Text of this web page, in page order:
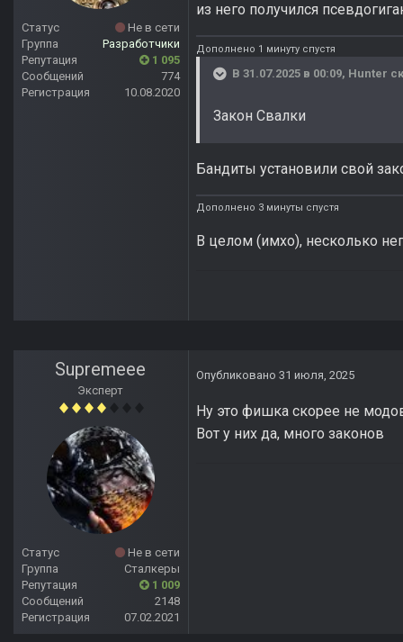
Статус
Не в сети
Группа
Разработчики
Репутация
1 095
Сообщений
774
Регистрация
10.08.2020
из него получился
Дополнено 1 минуту спустя
В 31.07.2025 в 00:09, Hunter
Закон Свалки
Бандиты установили свой
Дополнено 3 минуты спустя
В целом (имхо), несколько
Supremeee
Эксперт
Статус
Не в сети
Группа
Сталкеры
Репутация
1 009
Сообщений
2148
Регистрация
07.02.2021
Опубликовано 31 июля, 2025
Ну это фишка скорее не
Вот у них да, много законов